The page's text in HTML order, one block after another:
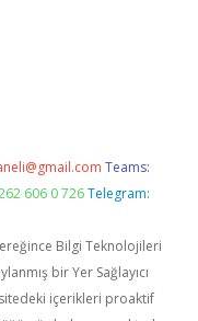
Teams:
606 0 726 Telegram:
Bilgi Teknolojileri
bir Yer Sağlayıcı
içerikleri proaktif